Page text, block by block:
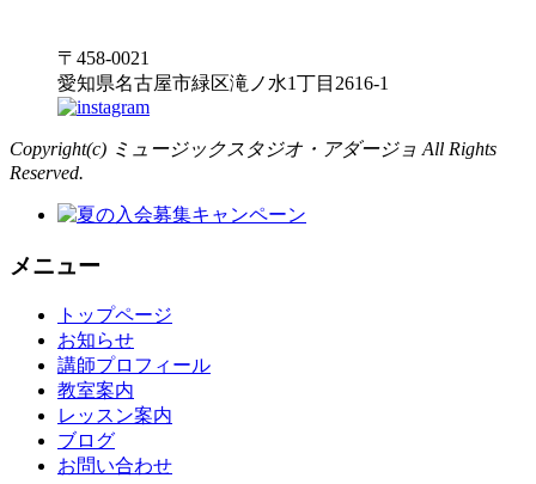
〒458-0021
愛知県名古屋市緑区滝ノ水1丁目2616-1
Copyright(c) ミュージックスタジオ・アダージョ All Rights
Reserved.
メニュー
トップページ
お知らせ
講師プロフィール
教室案内
レッスン案内
ブログ
お問い合わせ